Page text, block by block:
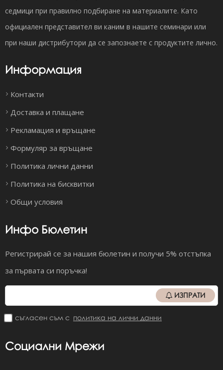
седмици при правилно подбиране на материалите. Като
официален представител ви каним в нашите семинари или
при наши дистрибутори да се запознаете с продуктите лично.
Информация
Контакти
Доставка и плащане
Рекламация и връщане
Формуляр за връщане
Политика лични данни
Политика на бисквитки
Общи условия
Инфо Бюлетин
Регистрирай се за нашия бюлетин и получи 5% отстъпка
за първата си поръчка!
ИЗПРАТИ
съгласен съм с политика на лични данни
Социални Мрежи